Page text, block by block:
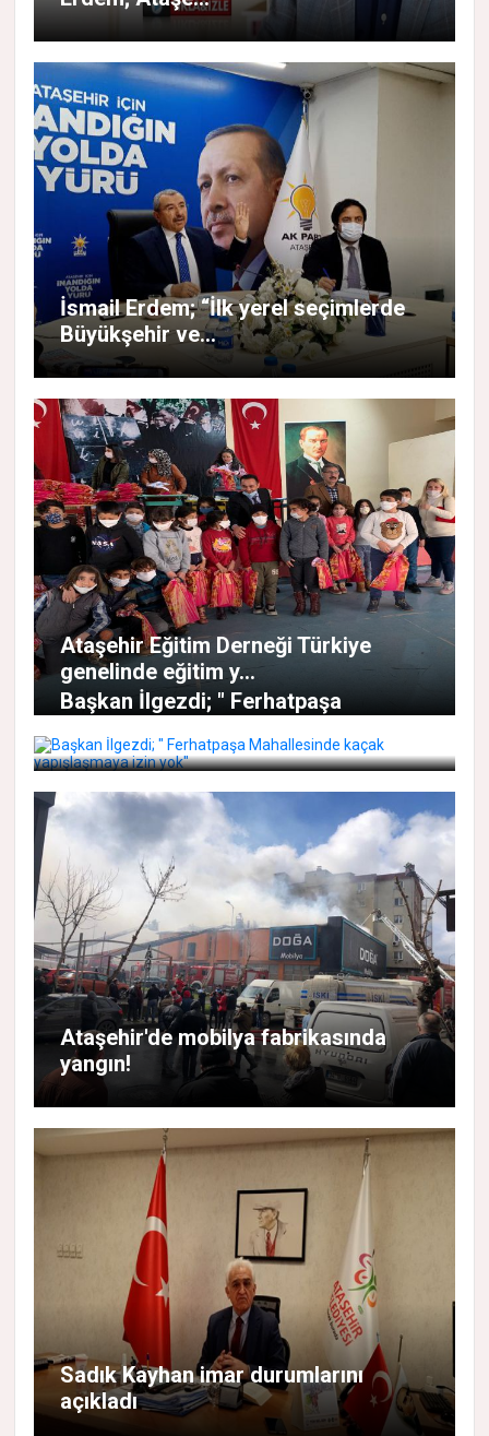
İsmail Erdem; “İlk yerel seçimlerde
Büyükşehir ve...
Ataşehir Eğitim Derneği Türkiye
genelinde eğitim y...
Başkan İlgezdi; " Ferhatpaşa
Ataşehir'de mobilya fabrikasında
yangın!
Sadık Kayhan imar durumlarını
açıkladı